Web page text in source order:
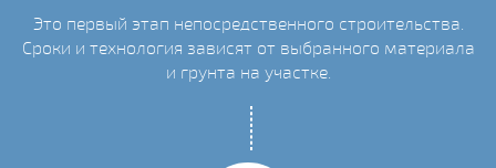
Это первый этап непосредственного строительства.
Сроки и технология зависят от выбранного материала
и грунта на участке.